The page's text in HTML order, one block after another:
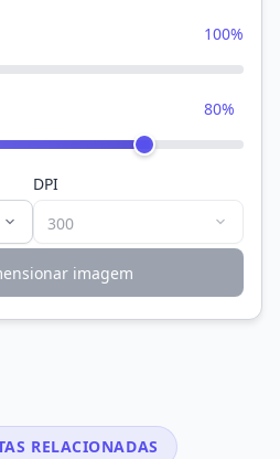
100%
80%
DPI
imagem
RELACIONADAS